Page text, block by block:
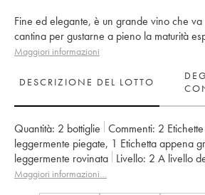
Fine ed elegante, è un grande vino che
cantina per gustarne a pieno la maturità
Maggiori informazioni
DESCRIZIONE DEL LOTTO
Quantità: 2 bottiglie Commenti: 2
leggermente piegate, 1 Etichetta appena
leggermente rovinata Livello: 2 A livello
Provenienza: privato
Maggiori informazioni…